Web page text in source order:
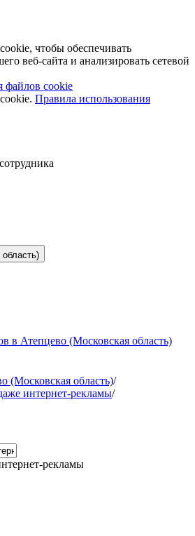
чтобы обеспечивать
веб-сайта и анализировать сетевой
файлов cookie
Правила использования
в Атепцево (Московская область)
(Московская область)/
интернет-рекламы/
рекламы